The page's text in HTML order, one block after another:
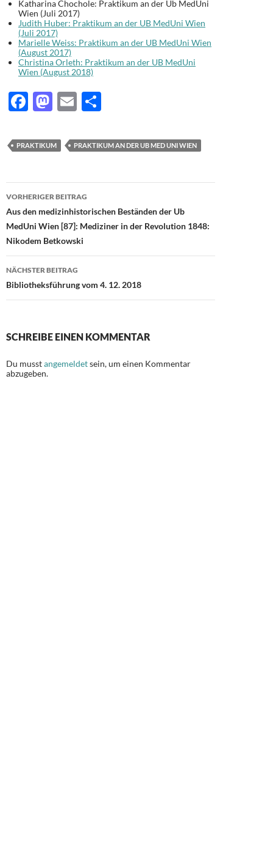
Katharina Chochole: Praktikum an der Ub MedUni
Wien (Juli 2017)
Judith Huber: Praktikum an der UB MedUni Wien
(Juli 2017)
Marielle Weiss: Praktikum an der UB MedUni Wien
(August 2017)
Christina Orleth: Praktikum an der UB MedUni
Wien (August 2018)
F
e
o
o
k
M
to
o
n
E
ail le
PRAKTIKUM PRAKTIKUM AN DER UB MED UNI WIEN
Beitragsnavigation
VORHERIGER BEITRAG
Aus den medizinhistorischen Beständen der Ub
MedUni Wien [87]: Mediziner in der Revolution 1848:
Nikodem Betkowski
NÄCHSTER BEITRAG
Bibliotheksführung vom 4. 12. 2018
SCHREIBE EINEN KOMMENTAR
Du musstangemeldetsein, um einen Kommentar
abzugeben.